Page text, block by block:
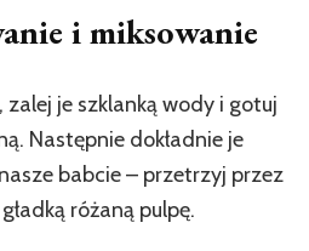
i miksowanie
zalej je szklanką wody i gotuj
Następnie dokładnie je
babcie – przetrzyj przez
różaną pulpę.